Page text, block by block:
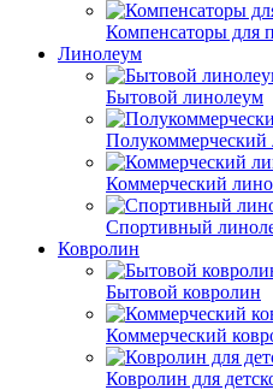
Компенсаторы для
Линолеум
Бытовой линолеум
Полукоммерческий
Коммерческий
Спортивный
Ковролин
Бытовой ковролин
Коммерческий
Ковролин для